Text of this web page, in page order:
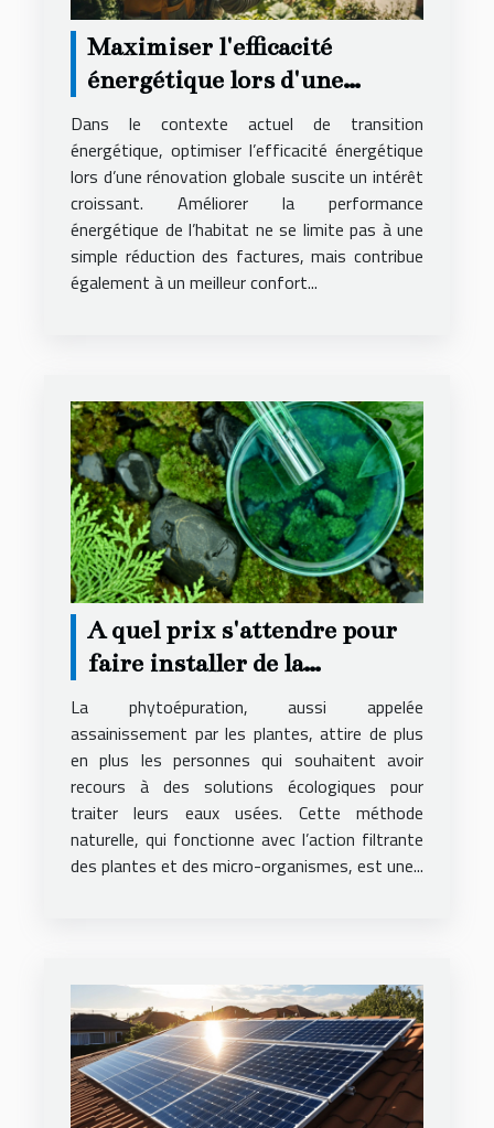
Maximiser l'efficacité
énergétique lors d'une
rénovation globale
Dans le contexte actuel de transition
énergétique, optimiser l’efficacité énergétique
lors d’une rénovation globale suscite un intérêt
croissant. Améliorer la performance
énergétique de l’habitat ne se limite pas à une
simple réduction des factures, mais contribue
également à un meilleur confort...
A quel prix s'attendre pour
faire installer de la
phytoépuration chez soi ?
La phytoépuration, aussi appelée
assainissement par les plantes, attire de plus
en plus les personnes qui souhaitent avoir
recours à des solutions écologiques pour
traiter leurs eaux usées. Cette méthode
naturelle, qui fonctionne avec l’action filtrante
des plantes et des micro-organismes, est une...